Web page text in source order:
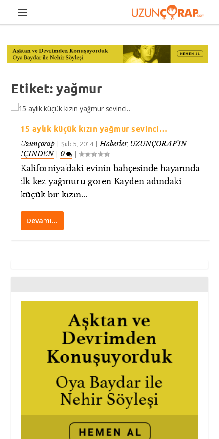
Etiket:yağmur
15 aylık küçük kızın yağmur sevinci…
Uzunçorap |Şub 5, 2014|Haberler, UZUNÇORAP’IN
İÇİNDEN| 0 |
Kaliforniya’daki evinin bahçesinde hayatında
ilk kez yağmuru gören Kayden adındaki
küçük bir kızın...
Devamı…